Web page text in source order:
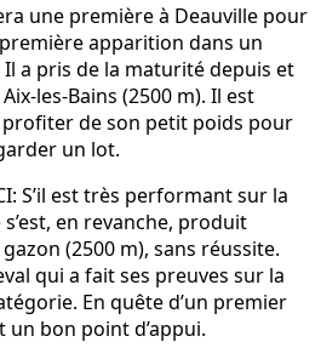
une première à Deauville pour
apparition dans un
a pris de la maturité depuis et
les-Bains (2500 m). Il est
de son petit poids pour
un lot.
S’il est très performant sur la
en revanche, produit
(2500 m), sans réussite.
qui a fait ses preuves sur la
En quête d’un premier
un bon point d’appui.